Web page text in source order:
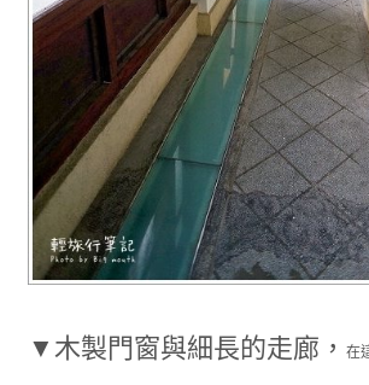
▼木製門窗與細長的走廊， 在